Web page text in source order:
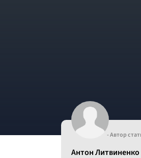
- Автор
Антон Литвиненко